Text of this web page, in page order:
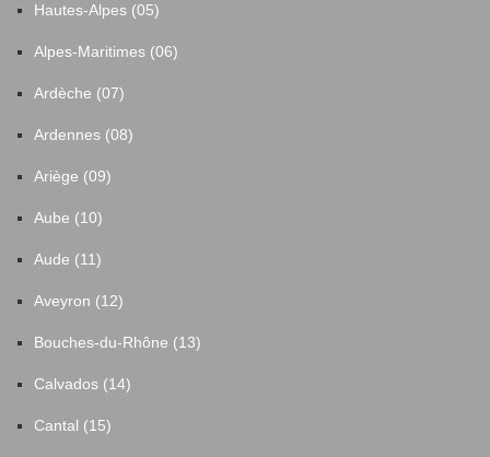
Hautes-Alpes (05)
Alpes-Maritimes (06)
Ardèche (07)
Ardennes (08)
Ariège (09)
Aube (10)
Aude (11)
Aveyron (12)
Bouches-du-Rhône (13)
Calvados (14)
Cantal (15)